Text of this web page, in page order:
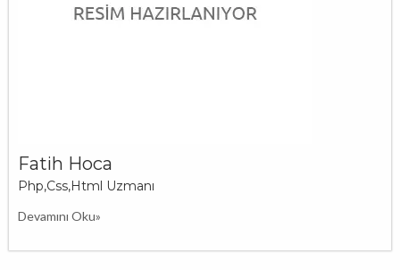
Fatih Hoca
Php,Css,Html Uzmanı
Devamını Oku»